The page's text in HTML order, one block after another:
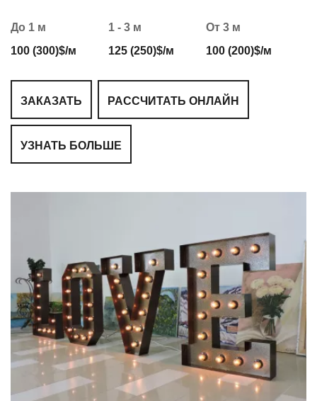
До 1 м
100 (300)$/м
1 - 3 м
125 (250)$/м
От 3 м
100 (200)$/м
ЗАКАЗАТЬ РАССЧИТАТЬ ОНЛАЙН
УЗНАТЬ БОЛЬШЕ